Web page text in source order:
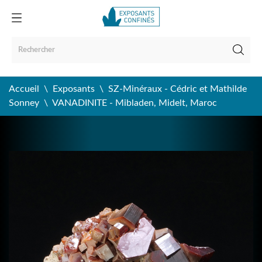
Accueil Exposants
SZ-Minéraux - Cédric et Mathilde
Sonney
VANADINITE - Mibladen, Midelt, Maroc